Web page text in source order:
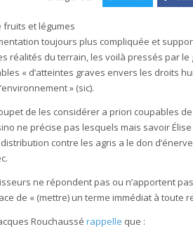
les
Casino
(sans
fruits et légumes
toujours plus compliquée et
réalités du terrain, les voilà pressés par le
« d’atteintes graves envers les droits
» (sic).
de les considérer a priori coupables
ne précise pas lesquels mais savoir
contre les agris a le don
ne répondent pas ou n’apportent
de « (mettre) un terme immédiat à toute
Rouchaussérappelle que :